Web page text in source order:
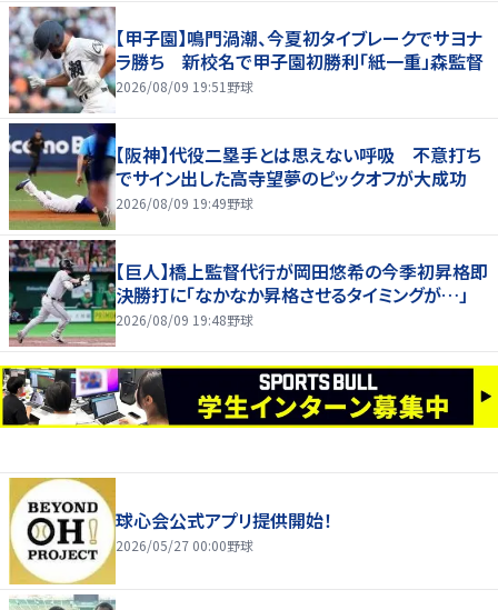
【甲子園】鳴門渦潮、今夏初タイブレークでサヨナ
ラ勝ち 新校名で甲子園初勝利「紙一重」森監督
2026/08/09 19:51 野球
【阪神】代役二塁手とは思えない呼吸 不意打ち
でサイン出した高寺望夢のピックオフが大成功
2026/08/09 19:49野球
【巨人】橋上監督代行が岡田悠希の今季初昇格即
決勝打に「なかなか昇格させるタイミングが…」
2026/08/09 19:48野球
球心会公式アプリ提供開始！
2026/05/27 00:00野球